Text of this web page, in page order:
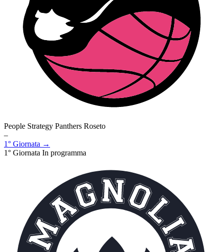
People Strategy Panthers Roseto
–
1° Giornata →
1° Giornata In programma